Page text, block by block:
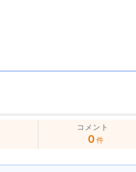
コメント
0 件